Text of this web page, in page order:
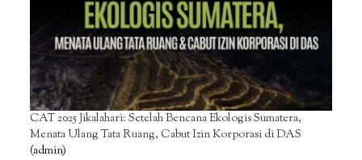
CAT 2025 Jikalahari: Setelah Bencana Ekologis Sumatera,
Menata Ulang Tata Ruang, Cabut Izin Korporasi di DAS
(admin)